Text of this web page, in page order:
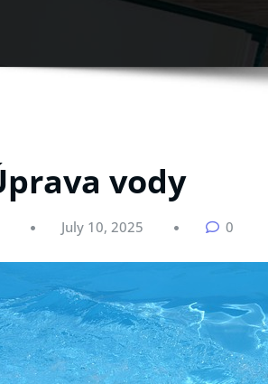
vody
July 10, 2025 0